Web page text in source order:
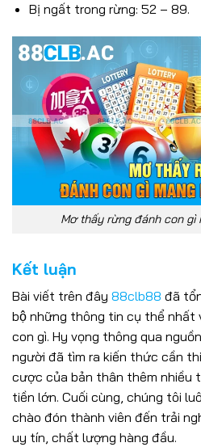
Bị ngất trong rừng: 52 – 89.
Mơ thấy rừng đánh con gì
Kết luận
Bài viết trên đây 88clb88 đã
bộ những thông tin cụ thể nhất
con gì. Hy vọng thông qua
người đã tìm ra kiến thức cần
cược của bản thân thêm nhiều
tiền lớn. Cuối cùng, chúng tôi
chào đón thành viên đến trải
uy tín, chất lượng hàng đầu.